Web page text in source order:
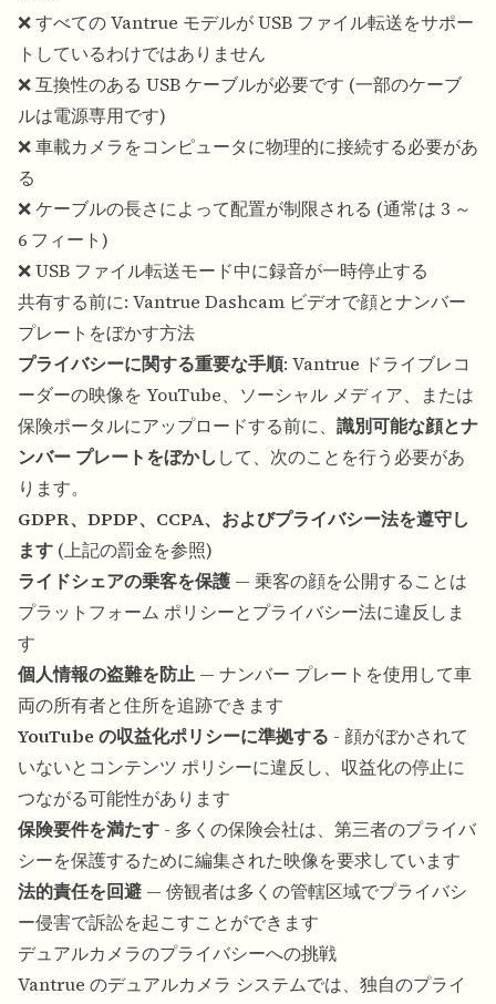
❌ すべての Vantrue モデルが USB ファイル転送をサポー
トしているわけではありません
❌ 互換性のある USB ケーブルが必要です (一部のケーブ
ルは電源専用です)
❌ 車載カメラをコンピュータに物理的に接続する必要があ
る
❌ ケーブルの長さによって配置が制限される (通常は 3 ～
6 フィート)
❌ USB ファイル転送モード中に録音が一時停止する
共有する前に: Vantrue Dashcam ビデオで顔とナンバー
プレートをぼかす方法
プライバシーに関する重要な手順: Vantrue ドライブレコ
ーダーの映像を YouTube、ソーシャル メディア、または
保険ポータルにアップロードする前に、 識別可能な顔とナ
ンバー プレートをぼかし して、次のことを行う必要があ
ります。
GDPR、DPDP、CCPA、およびプライバシー法を遵守し
ます (上記の罰金を参照)
ライドシェアの乗客を保護 — 乗客の顔を公開することは
プラットフォーム ポリシーとプライバシー法に違反しま
す
個人情報の盗難を防止 — ナンバー プレートを使用して車
両の所有者と住所を追跡できます
YouTube の収益化ポリシーに準拠する - 顔がぼかされて
いないとコンテンツ ポリシーに違反し、収益化の停止に
つながる可能性があります
保険要件を満たす - 多くの保険会社は、第三者のプライバ
シーを保護するために編集された映像を要求しています
法的責任を回避 — 傍観者は多くの管轄区域でプライバシ
ー侵害で訴訟を起こすことができます
デュアルカメラのプライバシーへの挑戦
Vantrue のデュアルカメラ システムでは、独自のプライ